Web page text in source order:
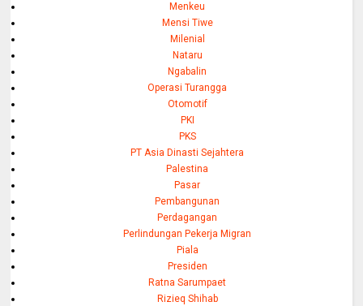
Menkeu
Mensi Tiwe
Milenial
Nataru
Ngabalin
Operasi Turangga
Otomotif
PKI
PKS
PT Asia Dinasti Sejahtera
Palestina
Pasar
Pembangunan
Perdagangan
Perlindungan Pekerja Migran
Piala
Presiden
Ratna Sarumpaet
Rizieq Shihab